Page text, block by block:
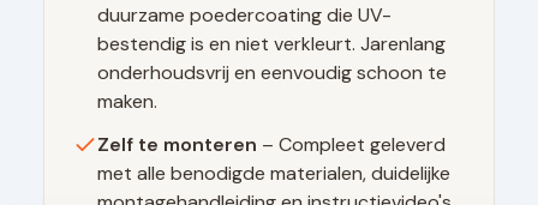
duurzame poedercoating die UV-
bestendig is en niet verkleurt. Jarenlang
onderhoudsvrij en eenvoudig schoon te
maken.
Zelf te monteren – Compleet geleverd
met alle benodigde materialen, duidelijke